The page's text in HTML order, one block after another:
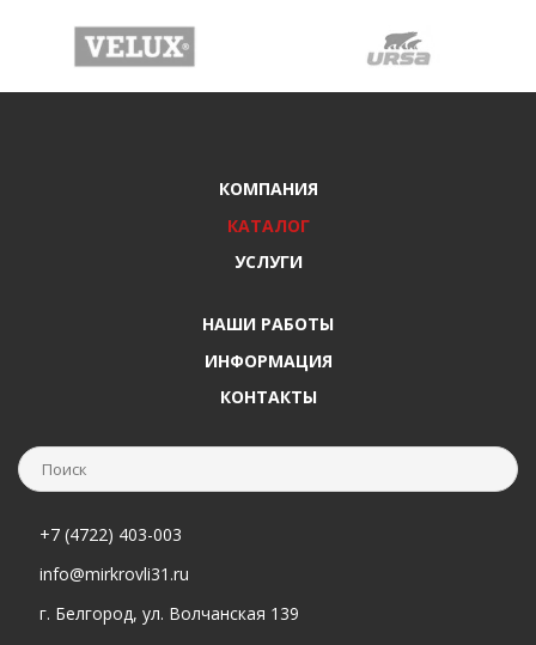
КОМПАНИЯ
КАТАЛОГ
УСЛУГИ
НАШИ РАБОТЫ
ИНФОРМАЦИЯ
КОНТАКТЫ
+7 (4722) 403-003
info@mirkrovli31.ru
г. Белгород, ул. Волчанская 139